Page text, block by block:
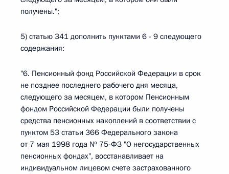
получены.";
5) статью 341 дополнить пунктами 6 - 9 следующего
содержания:
"6. Пенсионный фонд Российской Федерации в срок
не позднее последнего рабочего дня месяца,
следующего за месяцем, в котором Пенсионным
фондом Российской Федерации были получены
средства пенсионных накоплений в соответствии с
пунктом 53 статьи 366 Федерального закона
от 7 мая 1998 года № 75-ФЗ "О негосударственных
пенсионных фондах", восстанавливает на
индивидуальном лицевом счете застрахованного